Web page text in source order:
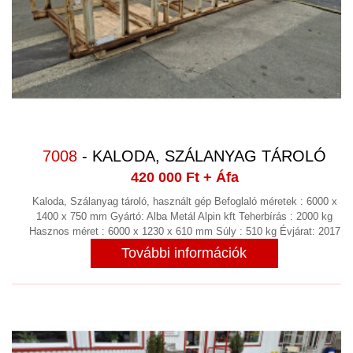
7008 - KALODA, SZÁLANYAG TÁROLÓ
420 000 Ft+ Áfa
Kaloda, Szálanyag tároló, használt gép Befoglaló méretek : 6000 x
1400 x 750 mm Gyártó: Alba Metál Alpin kft Teherbírás : 2000 kg
Hasznos méret : 6000 x 1230 x 610 mm Súly : 510 kg Évjárat: 2017
További információk